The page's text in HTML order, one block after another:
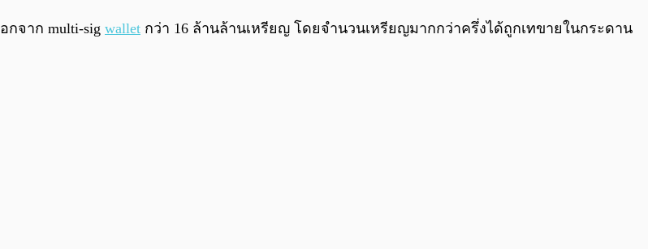
จาก multi-sig wallet กว่า 16 ล้านล้านเหรียญ โดยจำนวนเหรียญมากกว่าครึ่งได้ถูกเทขายในกระดาน